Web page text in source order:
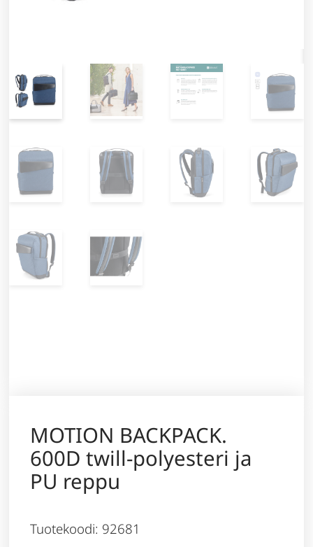
MOTION BACKPACK.
600D twill-polyesteri ja
PU reppu
Tuotekoodi: 92681